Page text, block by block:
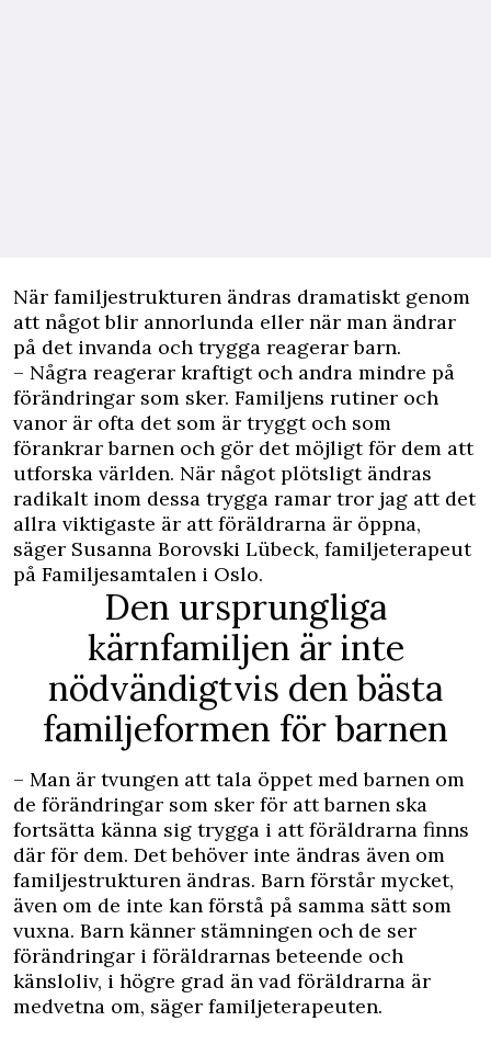
När familjestrukturen ändras dramatiskt genom
att något blir annorlunda eller när man ändrar
på det invanda och trygga reagerar barn.
– Några reagerar kraftigt och andra mindre på
förändringar som sker. Familjens rutiner och
vanor är ofta det som är tryggt och som
förankrar barnen och gör det möjligt för dem att
utforska världen. När något plötsligt ändras
radikalt inom dessa trygga ramar tror jag att det
allra viktigaste är att föräldrarna är öppna,
säger Susanna Borovski Lübeck, familjeterapeut
på Familjesamtalen i Oslo.
Den ursprungliga
kärnfamiljen är inte
nödvändigtvis den bästa
familjeformen för barnen
– Man är tvungen att tala öppet med barnen om
de förändringar som sker för att barnen ska
fortsätta känna sig trygga i att föräldrarna finns
där för dem. Det behöver inte ändras även om
familjestrukturen ändras. Barn förstår mycket,
även om de inte kan förstå på samma sätt som
vuxna. Barn känner stämningen och de ser
förändringar i föräldrarnas beteende och
känsloliv, i högre grad än vad föräldrarna är
medvetna om, säger familjeterapeuten.